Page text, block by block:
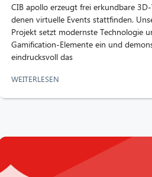
CIB apollo erzeugt frei erkundbare
denen virtuelle Events stattfinden.
Projekt setzt modernste Technologie
Gamification-Elemente ein und
eindrucksvoll das
WEITERLESEN